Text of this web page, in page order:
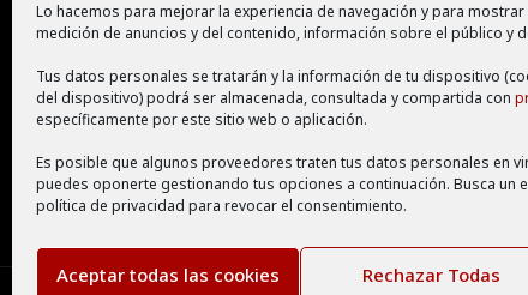
Lo hacemos para mejorar la experiencia de navegación y para
medición de anuncios y del contenido, información sobre el público y
Tus datos personales se tratarán y la información de tu dispositivo
del dispositivo) podrá ser almacenada, consultada y compartida con
específicamente por este sitio web o aplicación.
Es posible que algunos proveedores traten tus datos personales en
puedes oponerte gestionando tus opciones a continuación. Busca un
política de privacidad para revocar el consentimiento.
Aceptar todas las cookies Rechazar Todas